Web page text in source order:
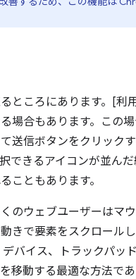
ところにあります。[利
場合もあります。この
送信ボタンをクリック
できるアイコンが並ん
こともあります。
のウェブユーザーはマ
きで要素をスクロール
バイス、トラックパッ
移動する最適な方法で